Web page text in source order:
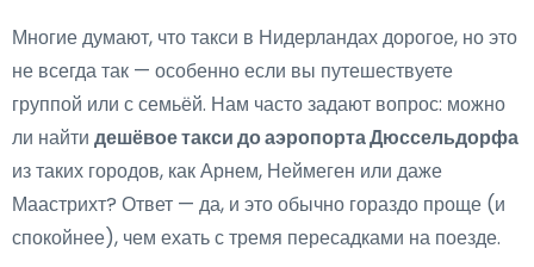
Многие думают, что такси в Нидерландах дорогое, но это
не всегда так — особенно если вы путешествуете
группой или с семьёй. Нам часто задают вопрос: можно
ли найти дешёвое такси до аэропорта Дюссельдорфа
из таких городов, как Арнем, Неймеген или даже
Маастрихт? Ответ — да, и это обычно гораздо проще (и
спокойнее), чем ехать с тремя пересадками на поезде.